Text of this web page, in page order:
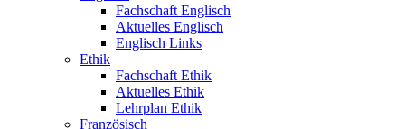
Fachschaft Englisch
Aktuelles Englisch
Englisch Links
Ethik
Fachschaft Ethik
Aktuelles Ethik
Lehrplan Ethik
Französisch